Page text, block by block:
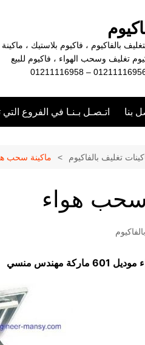
بالفاكيوم ، فاكيوم بلاستيك ، ماكينة
تغليف وسحب الهواء ، فاكيوم للبيع
بنا اتـصـل بـنـا في الفروع
تغليف بالفاكيوم ماكينة سحب
سحب هواء
مهندس منسي